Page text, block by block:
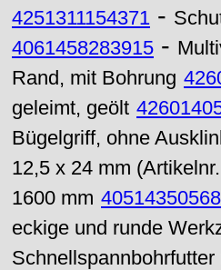
4251311154371 -
4061458283915 -
Rand, mit Bohrung
geleimt, geölt
Bügelgriff, ohne
12,5 x 24 mm
1600 mm
eckige und runde